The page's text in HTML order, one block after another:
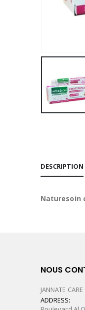
DESCRIPTION
Naturesoin
NOUS
JANNATE CARE
ADDRESS: